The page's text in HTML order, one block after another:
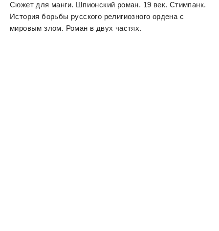
Сюжет для манги. Шпионский роман. 19 век. Стимпанк.
История борьбы русского религиозного ордена с
мировым злом. Роман в двух частях.